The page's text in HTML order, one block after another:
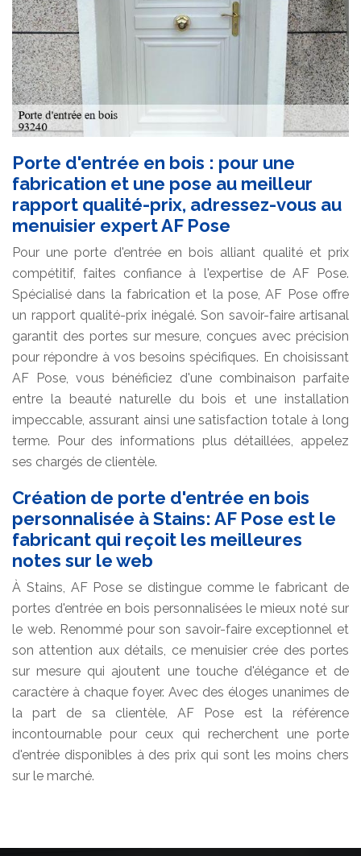
Porte d'entrée en bois : pour une
fabrication et une pose au meilleur
rapport qualité-prix, adressez-vous au
menuisier expert AF Pose
Pour une porte d'entrée en bois alliant qualité et prix
compétitif, faites confiance à l'expertise de AF Pose.
Spécialisé dans la fabrication et la pose, AF Pose offre
un rapport qualité-prix inégalé. Son savoir-faire artisanal
garantit des portes sur mesure, conçues avec précision
pour répondre à vos besoins spécifiques. En choisissant
AF Pose, vous bénéficiez d'une combinaison parfaite
entre la beauté naturelle du bois et une installation
impeccable, assurant ainsi une satisfaction totale à long
terme. Pour des informations plus détaillées, appelez
ses chargés de clientèle.
Création de porte d'entrée en bois
personnalisée à Stains: AF Pose est le
fabricant qui reçoit les meilleures
notes sur le web
À Stains, AF Pose se distingue comme le fabricant de
portes d'entrée en bois personnalisées le mieux noté sur
le web. Renommé pour son savoir-faire exceptionnel et
son attention aux détails, ce menuisier crée des portes
sur mesure qui ajoutent une touche d'élégance et de
caractère à chaque foyer. Avec des éloges unanimes de
la part de sa clientèle, AF Pose est la référence
incontournable pour ceux qui recherchent une porte
d'entrée disponibles à des prix qui sont les moins chers
sur le marché.